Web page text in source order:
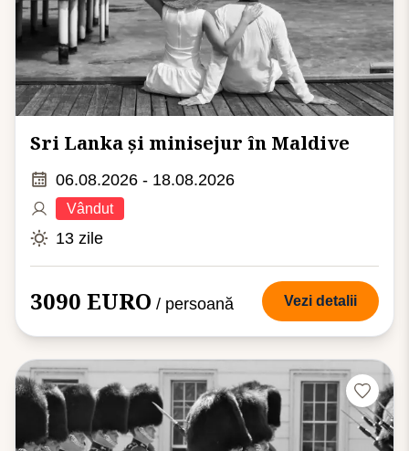
Sri Lanka și minisejur în Maldive
06.08.2026 - 18.08.2026
Vândut
13 zile
3090 EURO / persoană Vezi detalii